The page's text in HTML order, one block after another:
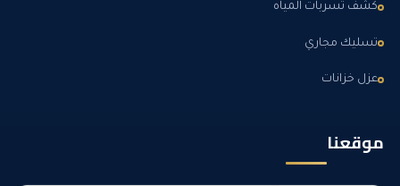
كشف تسربات المياه
تسليك مجاري
عزل خزانات
موقعنا